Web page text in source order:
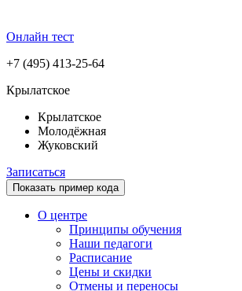
Онлайн тест
+7 (495) 413-25-64
Крылатское
Крылатское
Молодёжная
Жуковский
Записаться
Показать пример кода
О центре
Принципы обучения
Наши педагоги
Расписание
Цены и скидки
Отмены и переносы